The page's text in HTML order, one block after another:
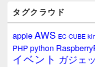
ウ
ィ
ジ
ェ
タグクラウド
appleAWS EC-CUBE
PHPpython
イベント ガジェ